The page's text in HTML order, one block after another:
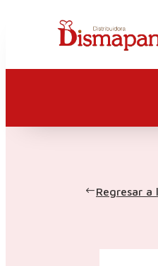
Regresar a